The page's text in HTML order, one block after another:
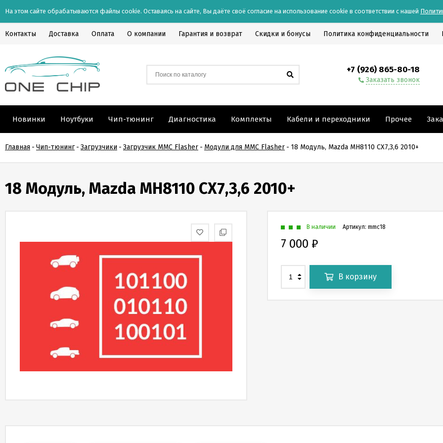
На этом сайте обрабатываются файлы cookie. Оставаясь на сайте, Вы даёте своё согласие на использование cookie в соответствии с нашей
Контакты Доставка Оплата О компании Гарантия и возврат Скидки и бонусы Политика конфиденциальности
+7 (926) 865-80-18
Заказать звонок
Новинки Ноутбуки Чип-тюнинг Диагностика Комплекты Кабели и переходники Прочее
Главная - Чип-тюнинг - Загрузчики - Загрузчик MMC Flasher - Модули для MMC Flasher - 18 Модуль, Mazda MH8110 CX7,3,6 2010+
18 Модуль, Mazda MH8110 CX7,3,6 2010+
Артикул: mmc18
В наличии
7 000 ₽
В корзину